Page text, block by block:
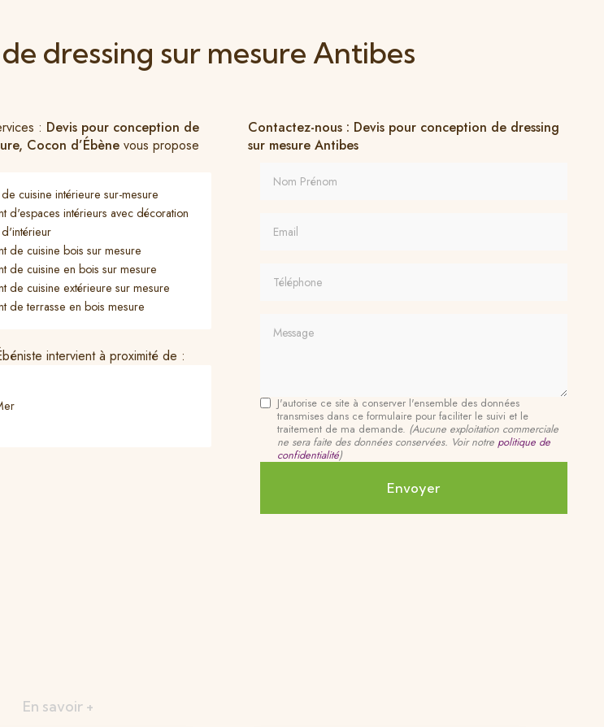
dressing sur mesure Antibes
: Devis pour conception de
Cocon d’Ébènevous propose
cuisine intérieure sur-mesure
d'espaces intérieurs avec décoration
de cuisine bois sur mesure
de cuisine en bois sur mesure
de cuisine extérieure sur mesure
de terrasse en bois mesure
intervient à proximité de :
Contactez-nous : Devis pour conception de dressing
sur mesure Antibes
J'autorise ce site à conserver l'ensemble des données
transmises dans ce formulaire pour faciliter le suivi et le
traitement de ma demande. (Aucune exploitation commerciale
ne sera faite des données conservées. Voir notre politique de
confidentialité)
En savoir +